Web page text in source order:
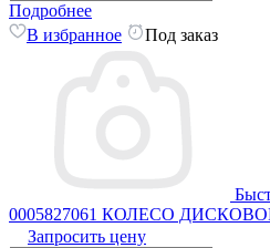
Подробнее
В избранное
Под заказ
0005827061 КОЛЕСО
Запросить цену